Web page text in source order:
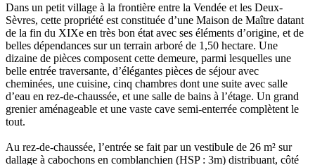
Dans un petit village à la frontière entre la Vendée et les Deux-
Sèvres, cette propriété est constituée d’une Maison de Maître datant
de la fin du XIXe en très bon état avec ses éléments d’origine, et de
belles dépendances sur un terrain arboré de 1,50 hectare. Une
dizaine de pièces composent cette demeure, parmi lesquelles une
belle entrée traversante, d’élégantes pièces de séjour avec
cheminées, une cuisine, cinq chambres dont une suite avec salle
d’eau en rez-de-chaussée, et une salle de bains à l’étage. Un grand
grenier aménageable et une vaste cave semi-enterrée complètent le
tout.
Au rez-de-chaussée, l’entrée se fait par un vestibule de 26 m² sur
dallage à cabochons en comblanchien (HSP : 3m) distribuant, côté